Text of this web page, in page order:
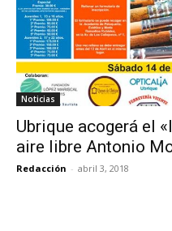
Noticias
Ubrique acogerá el
aire libre Antonio
Redacción - abril 3, 2018